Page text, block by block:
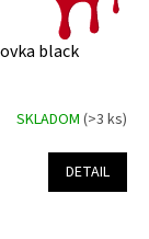
black
SKLADOM (>3 ks)
DETAIL